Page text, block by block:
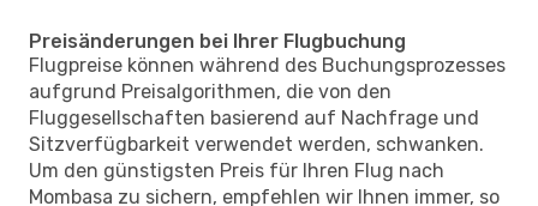
Preisänderungen bei Ihrer Flugbuchung
Flugpreise können während des Buchungsprozesses
aufgrund Preisalgorithmen, die von den
Fluggesellschaften basierend auf Nachfrage und
Sitzverfügbarkeit verwendet werden, schwanken.
Um den günstigsten Preis für Ihren Flug nach
Mombasa zu sichern, empfehlen wir Ihnen immer, so